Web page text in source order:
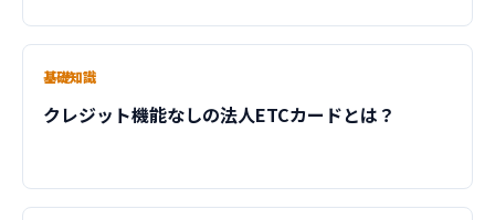
基礎知識
クレジット機能なしの法人ETCカードとは？